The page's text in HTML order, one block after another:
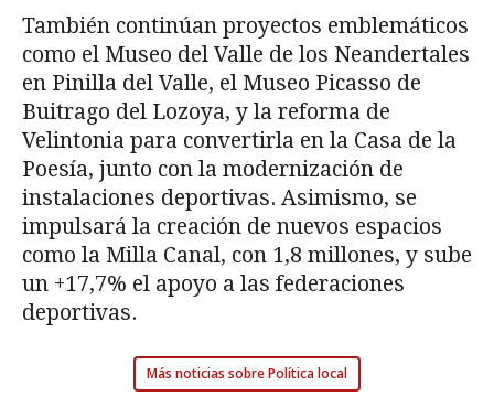
También continúan proyectos emblemáticos
como el Museo del Valle de los Neandertales
en Pinilla del Valle, el Museo Picasso de
Buitrago del Lozoya, y la reforma de
Velintonia para convertirla en la Casa de la
Poesía, junto con la modernización de
instalaciones deportivas. Asimismo, se
impulsará la creación de nuevos espacios
como la Milla Canal, con 1,8 millones, y sube
un +17,7% el apoyo a las federaciones
deportivas.
Más noticias sobre Política local